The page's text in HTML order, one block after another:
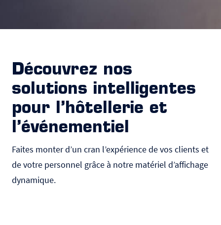
Découvrez nos
solutions intelligentes
pour l’hôtellerie et
l’événementiel
Faites monter d’un cran l’expérience de vos clients et
de votre personnel grâce à notre matériel d’affichage
dynamique.